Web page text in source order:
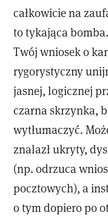
całkowicie na
to tykająca
Twój wniosek o
rygorystyczny
jasnej, logicznej
czarna skrzynka,
wytłumaczyć.
znalazł ukryty,
(np. odrzuca
pocztowych), a
o tym dopiero po